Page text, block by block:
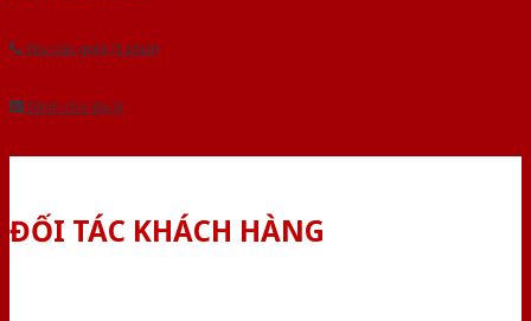
Yêu cầu gọi lại (3 phút)
Dành cho đại lý
ĐỐI TÁC KHÁCH HÀNG